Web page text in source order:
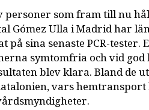
personer som fram till nu
Gómez Ulla i Madrid har
på sina senaste PCR-
symtomfria och vid
blev klara. Bland de
vars